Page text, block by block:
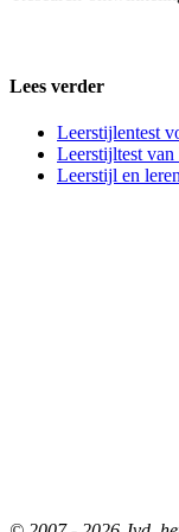
Lees verder
Leerstijlentest
Leerstijltest
Leerstijl en